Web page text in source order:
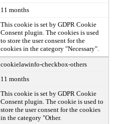
11 months
This cookie is set by GDPR Cookie
Consent plugin. The cookies is used
to store the user consent for the
cookies in the category "Necessary".
cookielawinfo-checkbox-others
11 months
This cookie is set by GDPR Cookie
Consent plugin. The cookie is used to
store the user consent for the cookies
in the category "Other.